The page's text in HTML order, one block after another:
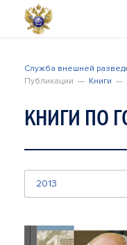
Служба внешней
Публикации
Книги
КНИГИ ПО